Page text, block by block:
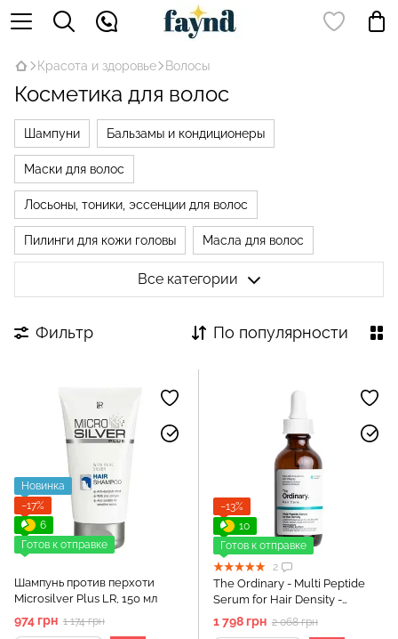
Красота и здоровье Волосы
Косметика для волос
Шампуни Бальзамы и кондиционеры
Маски для волос
Лосьоны, тоники, эссенции для волос
Пилинги для кожи головы Масла для волос
Сыворотки для волос и кожи головы
Все категории
Фильтр По популярности
Новинка
−17%
6
Готов к отправке
Шампунь против перхоти
Microsilver Plus LR, 150 мл
974 грн 1 174 грн
−13%
10
Готов к отправке
2
The Ordinary - Multi Peptide
Serum for Hair Density -
Мультипептидная сыворотка,
увеличивающая густоту волос
1 798 грн 2 068 грн